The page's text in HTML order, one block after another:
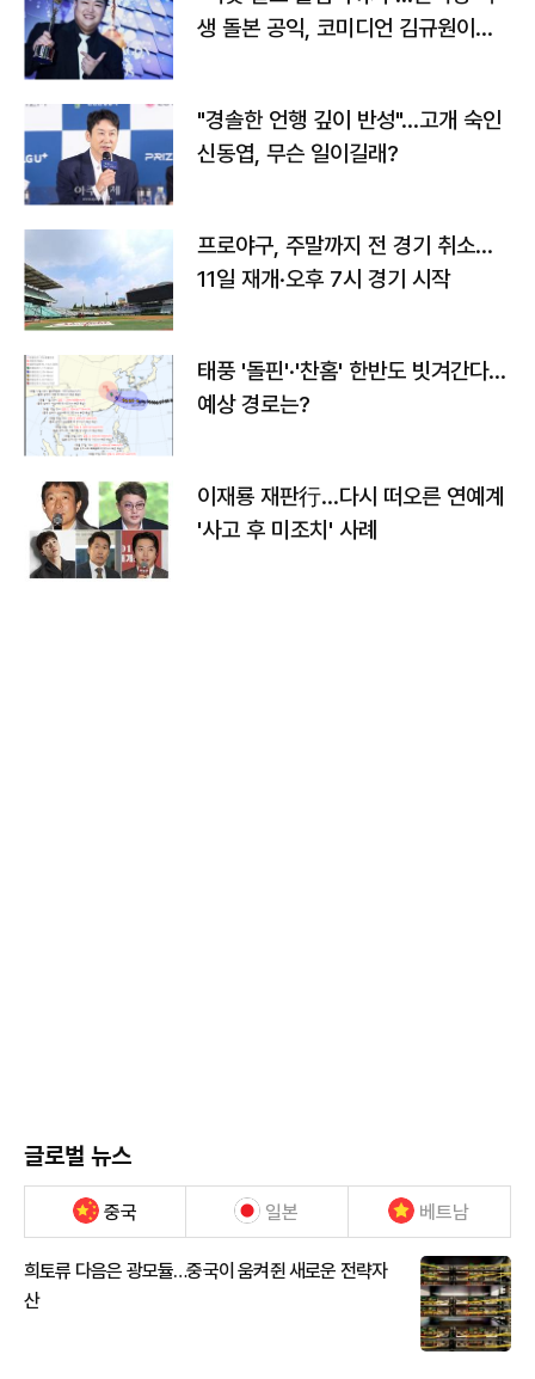
생 돌본 공익, 코미디언 김규원이었
"경솔한 언행 깊이 반성"…고개 숙인
신동엽, 무슨 일이길래?
프로야구, 주말까지 전 경기 취소…
11일 재개·오후 7시 경기 시작
태풍 '돌핀'·'찬홈' 한반도 빗겨간다…
예상 경로는?
이재룡 재판行…다시 떠오른 연예계
'사고 후 미조치' 사례
글로벌 뉴스
중국 일본 베트남
희토류 다음은 광모듈…중국이 움켜쥔 새로운 전략자
산